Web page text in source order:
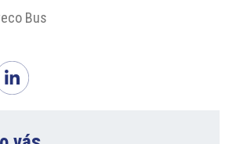
Bus